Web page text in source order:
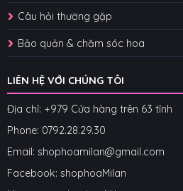
Câu hỏi thường gặp
Bảo quản & chăm sóc hoa
LIÊN HỆ VỚI CHÚNG TÔI
Địa chỉ: +979 Cửa hàng trên 63 tỉnh
Phone: 0792.28.29.30
Email: shophoamilan@gmail.com
Facebook: shophoaMilan